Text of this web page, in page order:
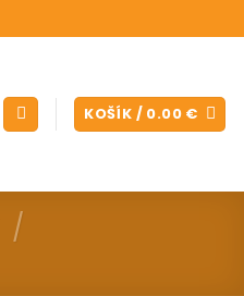
KOŠÍK / 0.00 €
/